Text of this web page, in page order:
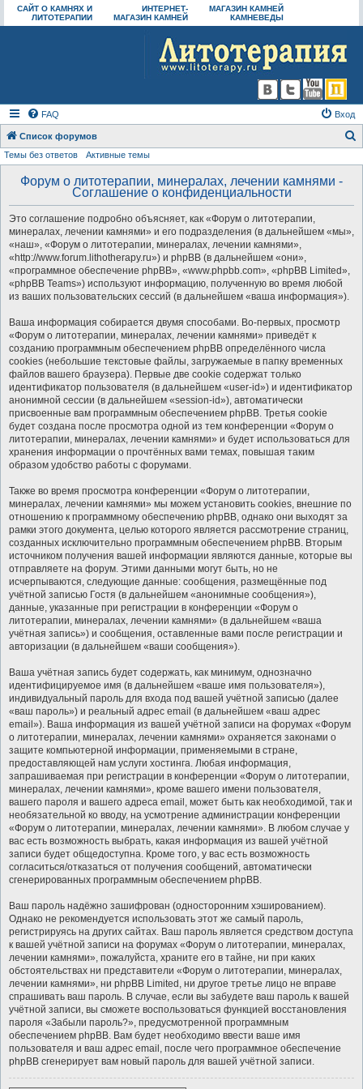
САЙТ О КАМНЯХ И
ЛИТОТЕРАПИИ
ИНТЕРНЕТ-
МАГАЗИН КАМНЕЙ
МАГАЗИН КАМНЕЙ
КАМНЕВЕДЫ
FAQ Вход
Список форумов
Темы без ответов Активные темы
Форум о литотерапии, минералах, лечении камнями -
Соглашение о конфиденциальности
Это соглашение подробно объясняет, как «Форум о литотерапии,
минералах, лечении камнями» и его подразделения (в дальнейшем «мы»,
«наш», «Форум о литотерапии, минералах, лечении камнями»,
«http://www.forum.lithotherapy.ru») и phpBB (в дальнейшем «они»,
«программное обеспечение phpBB», «www.phpbb.com», «phpBB Limited»,
«phpBB Teams») используют информацию, полученную во время любой
из ваших пользовательских сессий (в дальнейшем «ваша информация»).
Ваша информация собирается двумя способами. Во-первых, просмотр
«Форум о литотерапии, минералах, лечении камнями» приведёт к
созданию программным обеспечением phpBB определённого числа
cookies (небольшие текстовые файлы, загружаемые в папку временных
файлов вашего браузера). Первые две cookie содержат только
идентификатор пользователя (в дальнейшем «user-id») и идентификатор
анонимной сессии (в дальнейшем «session-id»), автоматически
присвоенные вам программным обеспечением phpBB. Третья cookie
будет создана после просмотра одной из тем конференции «Форум о
литотерапии, минералах, лечении камнями» и будет использоваться для
хранения информации о прочтённых вами темах, повышая таким
образом удобство работы с форумами.
Также во время просмотра конференции «Форум о литотерапии,
минералах, лечении камнями» мы можем установить cookies, внешние по
отношению к программному обеспечению phpBB, однако они выходят за
рамки этого документа, целью которого является рассмотрение страниц,
созданных исключительно программным обеспечением phpBB. Вторым
источником получения вашей информации являются данные, которые вы
отправляете на форум. Этими данными могут быть, но не
исчерпываются, следующие данные: сообщения, размещённые под
учётной записью Гостя (в дальнейшем «анонимные сообщения»),
данные, указанные при регистрации в конференции «Форум о
литотерапии, минералах, лечении камнями» (в дальнейшем «ваша
учётная запись») и сообщения, оставленные вами после регистрации и
авторизации (в дальнейшем «ваши сообщения»).
Ваша учётная запись будет содержать, как минимум, однозначно
идентифицируемое имя (в дальнейшем «ваше имя пользователя»),
индивидуальный пароль для входа под вашей учётной записью (далее
«ваш пароль») и реальный адрес email (в дальнейшем «ваш адрес
email»). Ваша информация из вашей учётной записи на форумах «Форум
о литотерапии, минералах, лечении камнями» охраняется законами о
защите компьютерной информации, применяемыми в стране,
предоставляющей нам услуги хостинга. Любая информация,
запрашиваемая при регистрации в конференции «Форум о литотерапии,
минералах, лечении камнями», кроме вашего имени пользователя,
вашего пароля и вашего адреса email, может быть как необходимой, так и
необязательной ко вводу, на усмотрение администрации конференции
«Форум о литотерапии, минералах, лечении камнями». В любом случае у
вас есть возможность выбрать, какая информация из вашей учётной
записи будет общедоступна. Кроме того, у вас есть возможность
согласиться/отказаться от получения сообщений, автоматически
сгенерированных программным обеспечением phpBB.
Ваш пароль надёжно зашифрован (односторонним хэшированием).
Однако не рекомендуется использовать этот же самый пароль,
регистрируясь на других сайтах. Ваш пароль является средством доступа
к вашей учётной записи на форумах «Форум о литотерапии, минералах,
лечении камнями», пожалуйста, храните его в тайне, ни при каких
обстоятельствах ни представители «Форум о литотерапии, минералах,
лечении камнями», ни phpBB Limited, ни другое третье лицо не вправе
спрашивать ваш пароль. В случае, если вы забудете ваш пароль к вашей
учётной записи, вы сможете воспользоваться функцией восстановления
пароля «Забыли пароль?», предусмотренной программным
обеспечением phpBB. Вам будет необходимо ввести ваше имя
пользователя и ваш адрес email, после чего программное обеспечение
phpBB сгенерирует вам новый пароль для вашей учётной записи.